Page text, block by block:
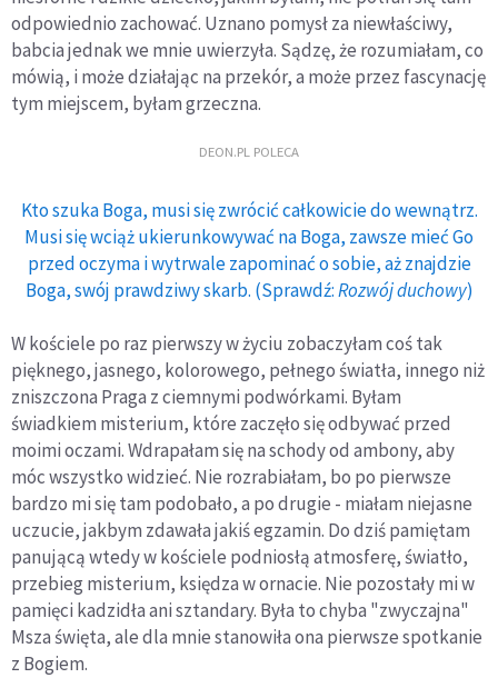
odpowiednio zachować. Uznano pomysł za niewłaściwy,
babcia jednak we mnie uwierzyła. Sądzę, że rozumiałam, co
mówią, i może działając na przekór, a może przez fascynację
tym miejscem, byłam grzeczna.
DEON.PL POLECA
Kto szuka Boga, musi się zwrócić całkowicie do wewnątrz.
Musi się wciąż ukierunkowywać na Boga, zawsze mieć Go
przed oczyma i wytrwale zapominać o sobie, aż znajdzie
Boga, swój prawdziwy skarb. (Sprawdź:Rozwój duchowy)
W kościele po raz pierwszy w życiu zobaczyłam coś tak
pięknego, jasnego, kolorowego, pełnego światła, innego niż
zniszczona Praga z ciemnymi podwórkami. Byłam
świadkiem misterium, które zaczęło się odbywać przed
moimi oczami. Wdrapałam się na schody od ambony, aby
móc wszystko widzieć. Nie rozrabiałam, bo po pierwsze
bardzo mi się tam podobało, a po drugie - miałam niejasne
uczucie, jakbym zdawała jakiś egzamin. Do dziś pamiętam
panującą wtedy w kościele podniosłą atmosferę, światło,
przebieg misterium, księdza w ornacie. Nie pozostały mi w
pamięci kadzidła ani sztandary. Była to chyba "zwyczajna"
Msza święta, ale dla mnie stanowiła ona pierwsze spotkanie
z Bogiem.